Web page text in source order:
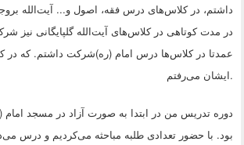
داشتم، در کلاس‌های درس فقه، اصول و... آیت‌الله
در مدت کوتاهی در کلاس‌های آیت‌الله گلپایگانی نیز
عمدتا در کلاس‌ها درس امام (ره)شرکت داشتم. که در
ایشان می‌رفتم.
دوره تدریس من در ابتدا به صورت آزاد در مسجد امام
بود. با حضور تعدادی طلبه مباحثه می‌کردیم و درس